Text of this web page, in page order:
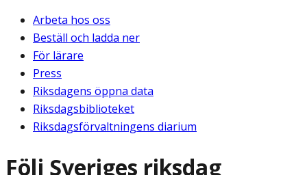
Arbeta hos oss
Beställ och ladda ner
För lärare
Press
Riksdagens öppna data
Riksdagsbiblioteket
Riksdagsförvaltningens diarium
Följ Sveriges riksdag